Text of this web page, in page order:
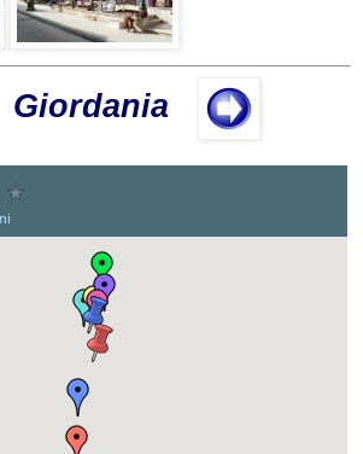
Giordania